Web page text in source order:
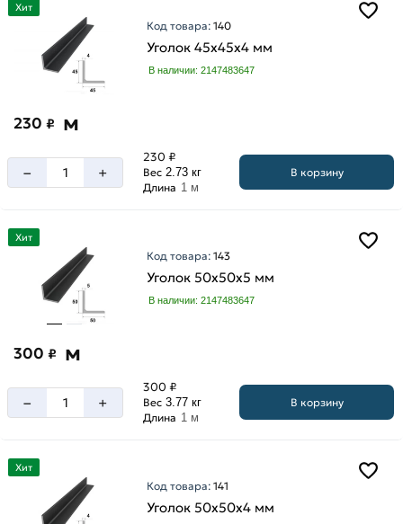
Хит
Код товара:140
Уголок 45х45х4 мм
В наличии: 2147483647
230 ₽ м
– +
230 ₽
Вес 2.73 кг
Длина 1 м
В корзину
Хит
Код товара:143
Уголок 50х50х5 мм
В наличии: 2147483647
300 ₽ м
– +
300 ₽
Вес 3.77 кг
Длина 1 м
В корзину
Хит
Код товара:141
Уголок 50х50х4 мм